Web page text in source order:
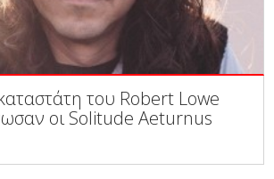
του Robert Lowe
οι Solitude Aeturnus